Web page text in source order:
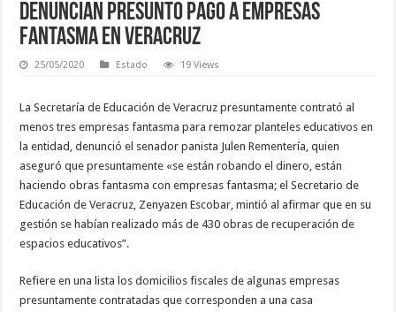
Denuncian presunto pago a empresas
fantasma en Veracruz
25/05/2020 Estado 19 Views
La Secretaría de Educación de Veracruz presuntamente contrató al
menos tres empresas fantasma para remozar planteles educativos en
la entidad, denunció el senador panista Julen Rementería, quien
aseguró que presuntamente «se están robando el dinero, están
haciendo obras fantasma con empresas fantasma; el Secretario de
Educación de Veracruz, Zenyazen Escobar, mintió al afirmar que en su
gestión se habían realizado más de 430 obras de recuperación de
espacios educativos”.
Refiere en una lista los domicilios fiscales de algunas empresas
presuntamente contratadas que corresponden a una casa